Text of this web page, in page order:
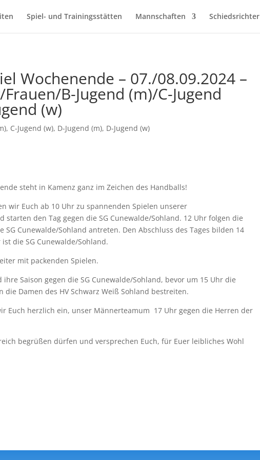
Spiel- und Trainingsstätten Mannschaften Schiedsrichter
Wochenende – 07./08.09.2024 –
B-Jugend (m)/C-Jugend
(w)
, C-Jugend (w), D-Jugend (m), D-Jugend (w)
steht in Kamenz ganz im Zeichen des Handballs!
wir Euch ab 10 Uhr zu spannenden Spielen unserer
starten den Tag gegen die SG Cunewalde/Sohland. 12 Uhr folgen die
SG Cunewalde/Sohland antreten. Den Abschluss des Tages bilden 14
die SG Cunewalde/Sohland.
mit packenden Spielen.
Saison gegen die SG Cunewalde/Sohland, bevor um 15 Uhr die
Damen des HV Schwarz Weiß Sohland bestreiten.
Euch herzlich ein, unser Männerteamum 17 Uhr gegen die Herren der
begrüßen dürfen und versprechen Euch, für Euer leibliches Wohl